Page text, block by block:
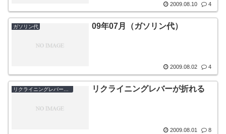
2009.08.10 4
ガソリン代 09年07月（ガソリン代）
2009.08.02 4
リクライニングレバーの破損 リクライニングレバーが折れる
2009.08.01 8